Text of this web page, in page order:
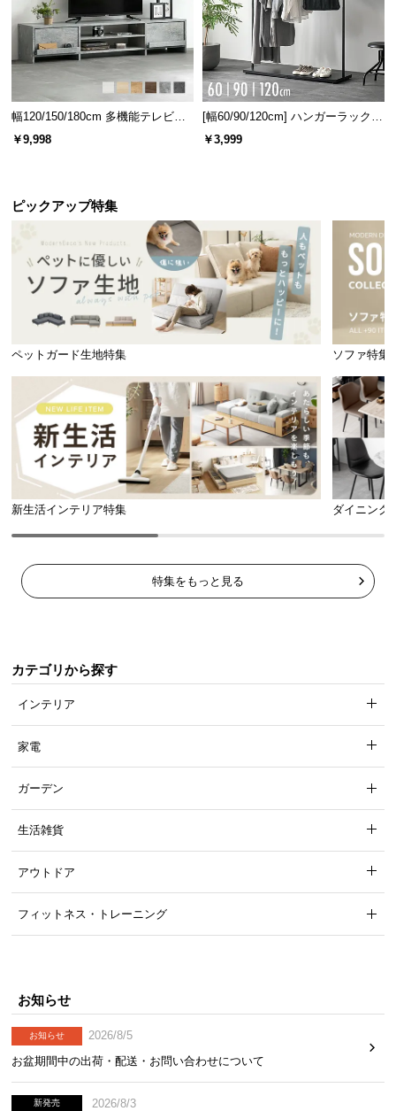
防水性能規格 IPX4
省スペースでも置けるコンパクトなサイズ感。未使
用時はちょっとした隙間に収納しておけるので便利
です。
横幅 奥行き
商品サイズ
※単位は「センチメートル」になります
横幅
約7.6㎝
幅120/150/180cm 多機能テレビボ
ード 木目/石目調 オープン収納・
￥9,998
[幅60/90/120cm] ハンガーラック
スチール 4段階高さ調節 サイドフ
￥3,999
ピックアップ特集
ペットガード生地特集 ソファ特集
新生活インテリア特集 ダイニング
特集をもっと見る
カテゴリから探す
インテリア
家電
ガーデン
生活雑貨
アウトドア
フィットネス・トレーニング
お知らせ
お知らせ
2026/8/5
お盆期間中の出荷・配送・お問い合わせについて
新発売
2026/8/3